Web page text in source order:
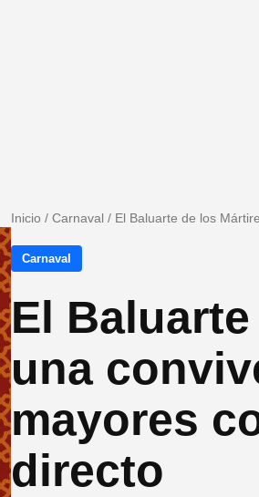
Inicio / Carnaval / El Baluarte de los
Carnaval
El
una
mayores
directo